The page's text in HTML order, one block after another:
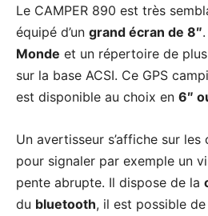
Le CAMPER 890 est très
équipé d’un grand écran de 8″
Monde et un répertoire de
sur la base ACSI. Ce GPS
est disponible au choix en 6″
Un avertisseur s’affiche sur
pour signaler par exemple un
pente abrupte. Il dispose de la
du bluetooth, il est possible de